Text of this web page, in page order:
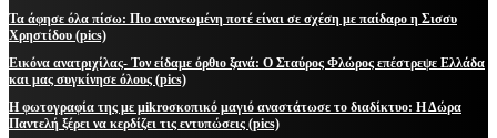
Τα άφησε όλα πίσω: Πιο ανανεωμένη ποτέ είναι σε σχέση με παίδαρο η Σισσυ
Χρηστίδου (pics)
Εικόνα ανατριχίλας- Τον είδαμε όρθιο ξανά: Ο Σταύρος Φλώρος επέστρεψε Ελλάδα
και μας συγκίνησε όλους (pics)
Η φωτογραφία της με μikroσκοπικό μαγιό αναστάτωσε το διαδίκτυο: Η Δώρα
Παντελή ξέρει να κερδίζει τις εντυπώσεις (pics)